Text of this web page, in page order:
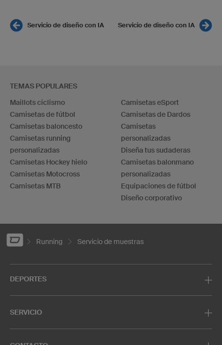
Servicio de diseño con IA Servicio de diseño con IA
TEMAS POPULARES
Maillots ciclismo
Camisetas de fútbol
Camisetas baloncesto
Camisetas running
personalizadas
Camisetas Hockey hielo
Camisetas Motocross
Camisetas MTB
Camisetas eSport
Camisetas de Dardos
Camisetas
personalizadas
Diseña tus sudaderas
Camisetas balonmano
personalizadas
Equipaciones de fútbol
Diseño corporativo
Running Servicio de muestras
DEPORTES
SERVICIO